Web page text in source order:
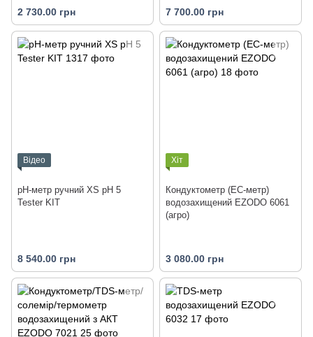
2 730.00 грн 7 700.00 грн
Відео
pH-метр ручний XS pH 5
Tester KIT
8 540.00 грн
Хіт
Кондуктометр (EC-метр)
водозахищений EZODO 6061
(агро)
3 080.00 грн